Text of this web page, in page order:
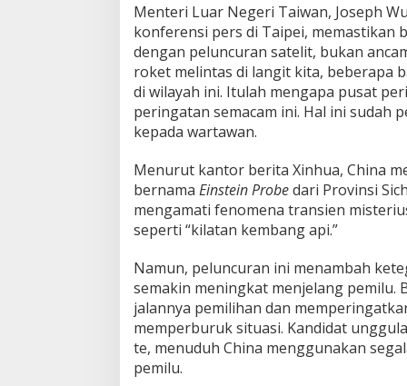
Menteri Luar Negeri Taiwan, Joseph
konferensi pers di Taipei,
dengan peluncuran satelit, bukan
roket melintas di langit kita, beberapa
di wilayah ini. Itulah mengapa pusat
peringatan semacam ini. Hal ini sudah
kepada wartawan.
Menurut kantor berita Xinhua, China
bernama Einstein Probedari Provinsi
mengamati fenomena transien
seperti “kilatan kembang api.”
Namun, peluncuran ini menambah
semakin meningkat menjelang pemilu.
jalannya pemilihan dan
memperburuk situasi. Kandidat
te, menuduh China menggunakan
pemilu.